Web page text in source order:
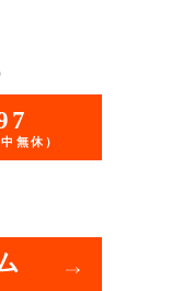
無休）